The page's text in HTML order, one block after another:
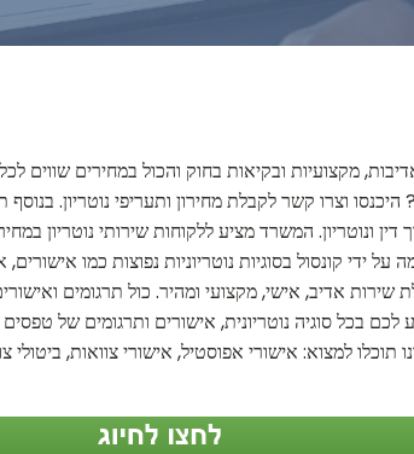
מקצועיות ובקיאות בחוק והכול במחירים
וצרו קשר לקבלת מחירון ותעריפי נוטריון.
ונוטריון. המשרד מציע ללקוחות שירותי נוטריון
על ידי קונסול בסוגיות נוטריוניות נפוצות כמו
שירות אדיב, אישי, מקצועי ומהיר. כול תרגומים
לכם בכל סוגיה נוטריונית, אישורים ותרגומים של
תוכלו למצוא: אישורי אפוסטיל, אישורי צוואות,